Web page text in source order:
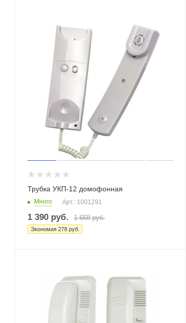
Трубка УКП-12 домофонная
Много Арт.: 1001291
1 390 руб. 1 668руб.
Экономия 278 руб.